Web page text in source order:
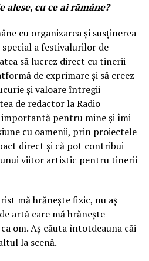
cu ce ai rămâne?
cu organizarea și susținerea
a festivalurilor de
să lucrez direct cu tinerii
de exprimare și să creez
și valoare întregii
de redactor la Radio
pentru mine și îmi
cu oamenii, prin proiectele
direct și că pot contribui
viitor artistic pentru tinerii
mă hrănește fizic, nu aș
artă care mă hrănește
om. Aș căuta întotdeauna căi
la scenă.